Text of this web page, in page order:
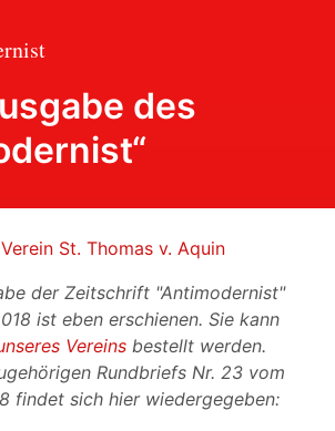
des
Verein St. Thomas v. Aquin
der Zeitschrift "Antimodernist"
ist eben erschienen. Sie kann
Vereins bestellt werden.
Rundbriefs Nr. 23 vom
findet sich hier wiedergegeben: